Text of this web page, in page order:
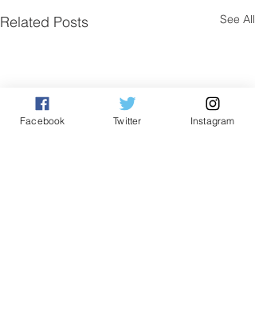
Related Posts See All
Facebook Twitter Instagram